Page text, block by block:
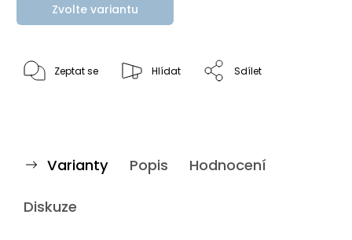
Zvolte variantu
Zeptat se Hlídat Sdílet
Varianty Popis Hodnocení
Diskuze